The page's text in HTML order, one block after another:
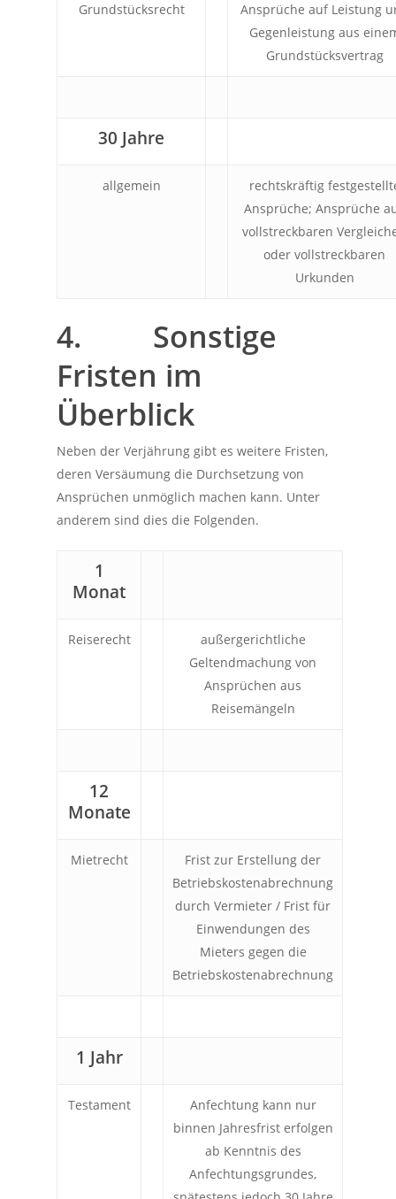
Grundstücksrecht
Ansprüche auf Leistung
Gegenleistung aus
Grundstücksvertrag
30 Jahre
allgemein
rechtskräftig
Ansprüche; Ansprüche
vollstreckbaren
oder vollstreckbaren
Urkunden
4. Sonstige
Fristen im
Überblick
Neben der Verjährung gibt es weitere Fristen,
deren Versäumung die Durchsetzung von
Ansprüchen unmöglich machen kann. Unter
anderem sind dies die Folgenden.
1
Monat
Reiserecht
außergerichtliche
Geltendmachung von
Ansprüchen aus
Reisemängeln
12
Monate
Mietrecht
Frist zur Erstellung der
Betriebskostenabrechnung
durch Vermieter / Frist für
Einwendungen des
Mieters gegen die
Betriebskostenabrechnung
1 Jahr
Testament
Anfechtung kann nur
binnen Jahresfrist erfolgen
ab Kenntnis des
Anfechtungsgrundes,